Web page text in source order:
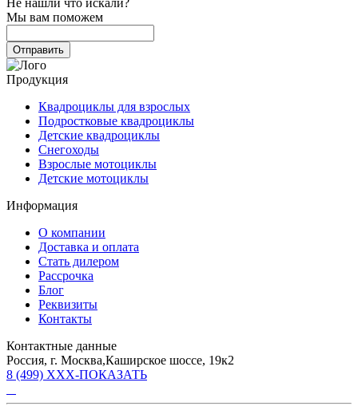
Мы вам поможем
Продукция
Квадроциклы для взрослых
Подростковые квадроциклы
Детские квадроциклы
Снегоходы
Взрослые мотоциклы
Детские мотоциклы
Информация
О компании
Доставка и оплата
Стать дилером
Рассрочка
Блог
Реквизиты
Контакты
Контактные данные
Россия, г. Москва,Каширское шоссе, 19к2
8 (499) XXX-ПОКАЗАТЬ